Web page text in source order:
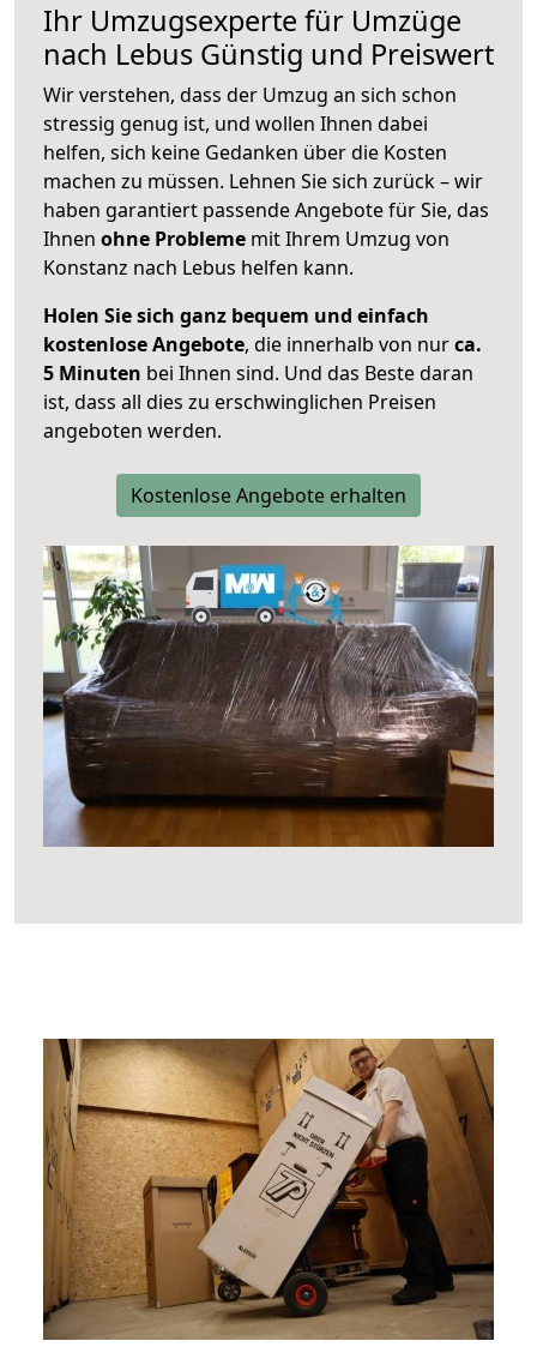
Ihr Umzugsexperte für Umzüge
nach Lebus Günstig und Preiswert
Wir verstehen, dass der Umzug an sich schon
stressig genug ist, und wollen Ihnen dabei
helfen, sich keine Gedanken über die Kosten
machen zu müssen. Lehnen Sie sich zurück – wir
haben garantiert passende Angebote für Sie, das
Ihnen ohne Probleme mit Ihrem Umzug von
Konstanz nach Lebus helfen kann.
Holen Sie sich ganz bequem und einfach
kostenlose Angebote, die innerhalb von nurca.
5 Minuten bei Ihnen sind. Und das Beste daran
ist, dass all dies zu erschwinglichen Preisen
angeboten werden.
Kostenlose Angebote erhalten